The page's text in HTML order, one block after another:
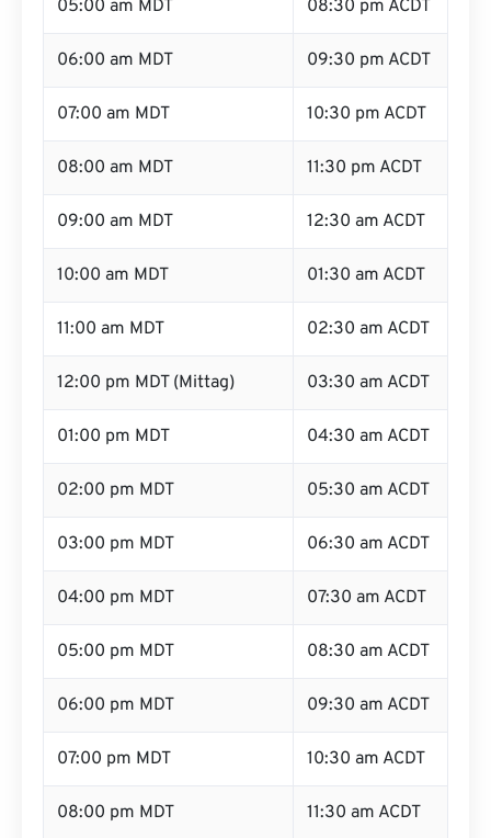
05:00 am MDT 08:30 pm ACDT
06:00 am MDT 09:30 pm ACDT
07:00 am MDT 10:30 pm ACDT
08:00 am MDT 11:30 pm ACDT
09:00 am MDT 12:30 am ACDT
10:00 am MDT 01:30 am ACDT
11:00 am MDT 02:30 am ACDT
12:00 pm MDT (Mittag) 03:30 am ACDT
01:00 pm MDT 04:30 am ACDT
02:00 pm MDT 05:30 am ACDT
03:00 pm MDT 06:30 am ACDT
04:00 pm MDT 07:30 am ACDT
05:00 pm MDT 08:30 am ACDT
06:00 pm MDT 09:30 am ACDT
07:00 pm MDT 10:30 am ACDT
08:00 pm MDT 11:30 am ACDT